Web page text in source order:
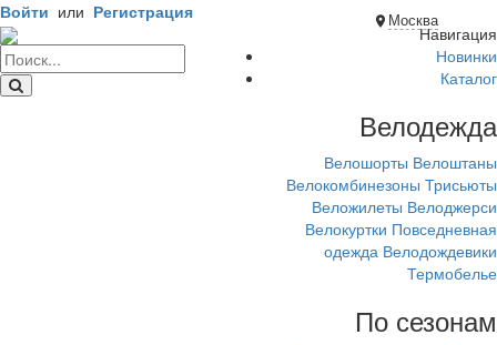
Москва
Войти или Регистрация
Навигация
Новинки
Каталог
Велодежда
Велошорты Велоштаны
Велокомбинезоны Трисьюты
Веложилеты Велоджерси
Велокуртки Повседневная
одежда Велодождевики
Термобелье
По сезонам